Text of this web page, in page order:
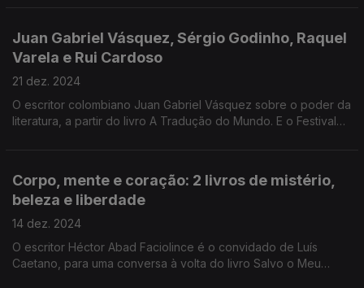
Juan Gabriel Vásquez, Sérgio Godinho, Raquel
Varela e Rui Cardoso
21 dez. 2024
O escritor colombiano Juan Gabriel Vásquez sobre o poder da
literatura, a partir do livro A Tradução do Mundo. E o Festival
Corpo, mente e coração: 2 livros de mistério,
beleza e liberdade
14 dez. 2024
O escritor Héctor Abad Faciolince é o convidado de Luís
Caetano, para uma conversa à volta do livro Salvo o Meu